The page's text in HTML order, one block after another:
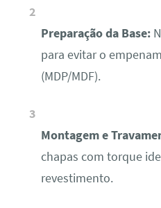
Preparação da Base:
para evitar o
(MDP/MDF).
Montagem e
chapas com torque
revestimento.